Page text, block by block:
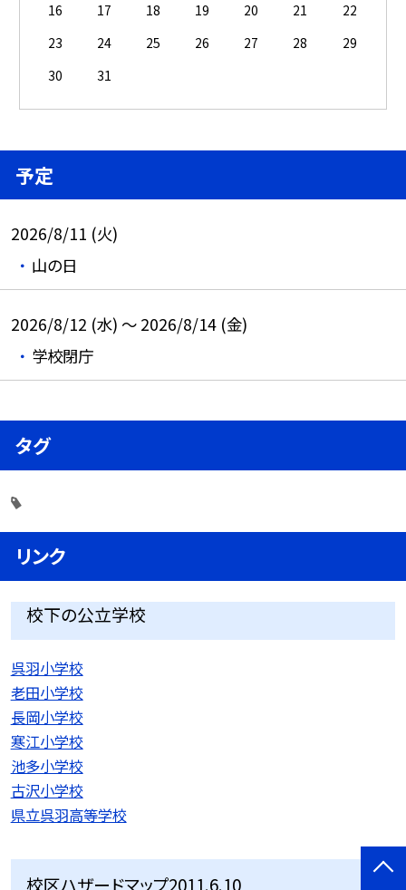
16
17 18 19 20 21
22
23
24 25 26 27 28
29
30
31
予定
2026/8/11 (火)
山の日
2026/8/12 (水) ～ 2026/8/14 (金)
学校閉庁
タグ
リンク
校下の公立学校
呉羽小学校
老田小学校
長岡小学校
寒江小学校
池多小学校
古沢小学校
県立呉羽高等学校
校区ハザードマップ2011.6.10